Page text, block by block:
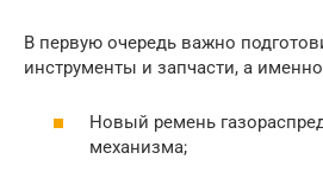
В первую очередь важно
инструменты и запчасти, а
Новый ремень
механизма;